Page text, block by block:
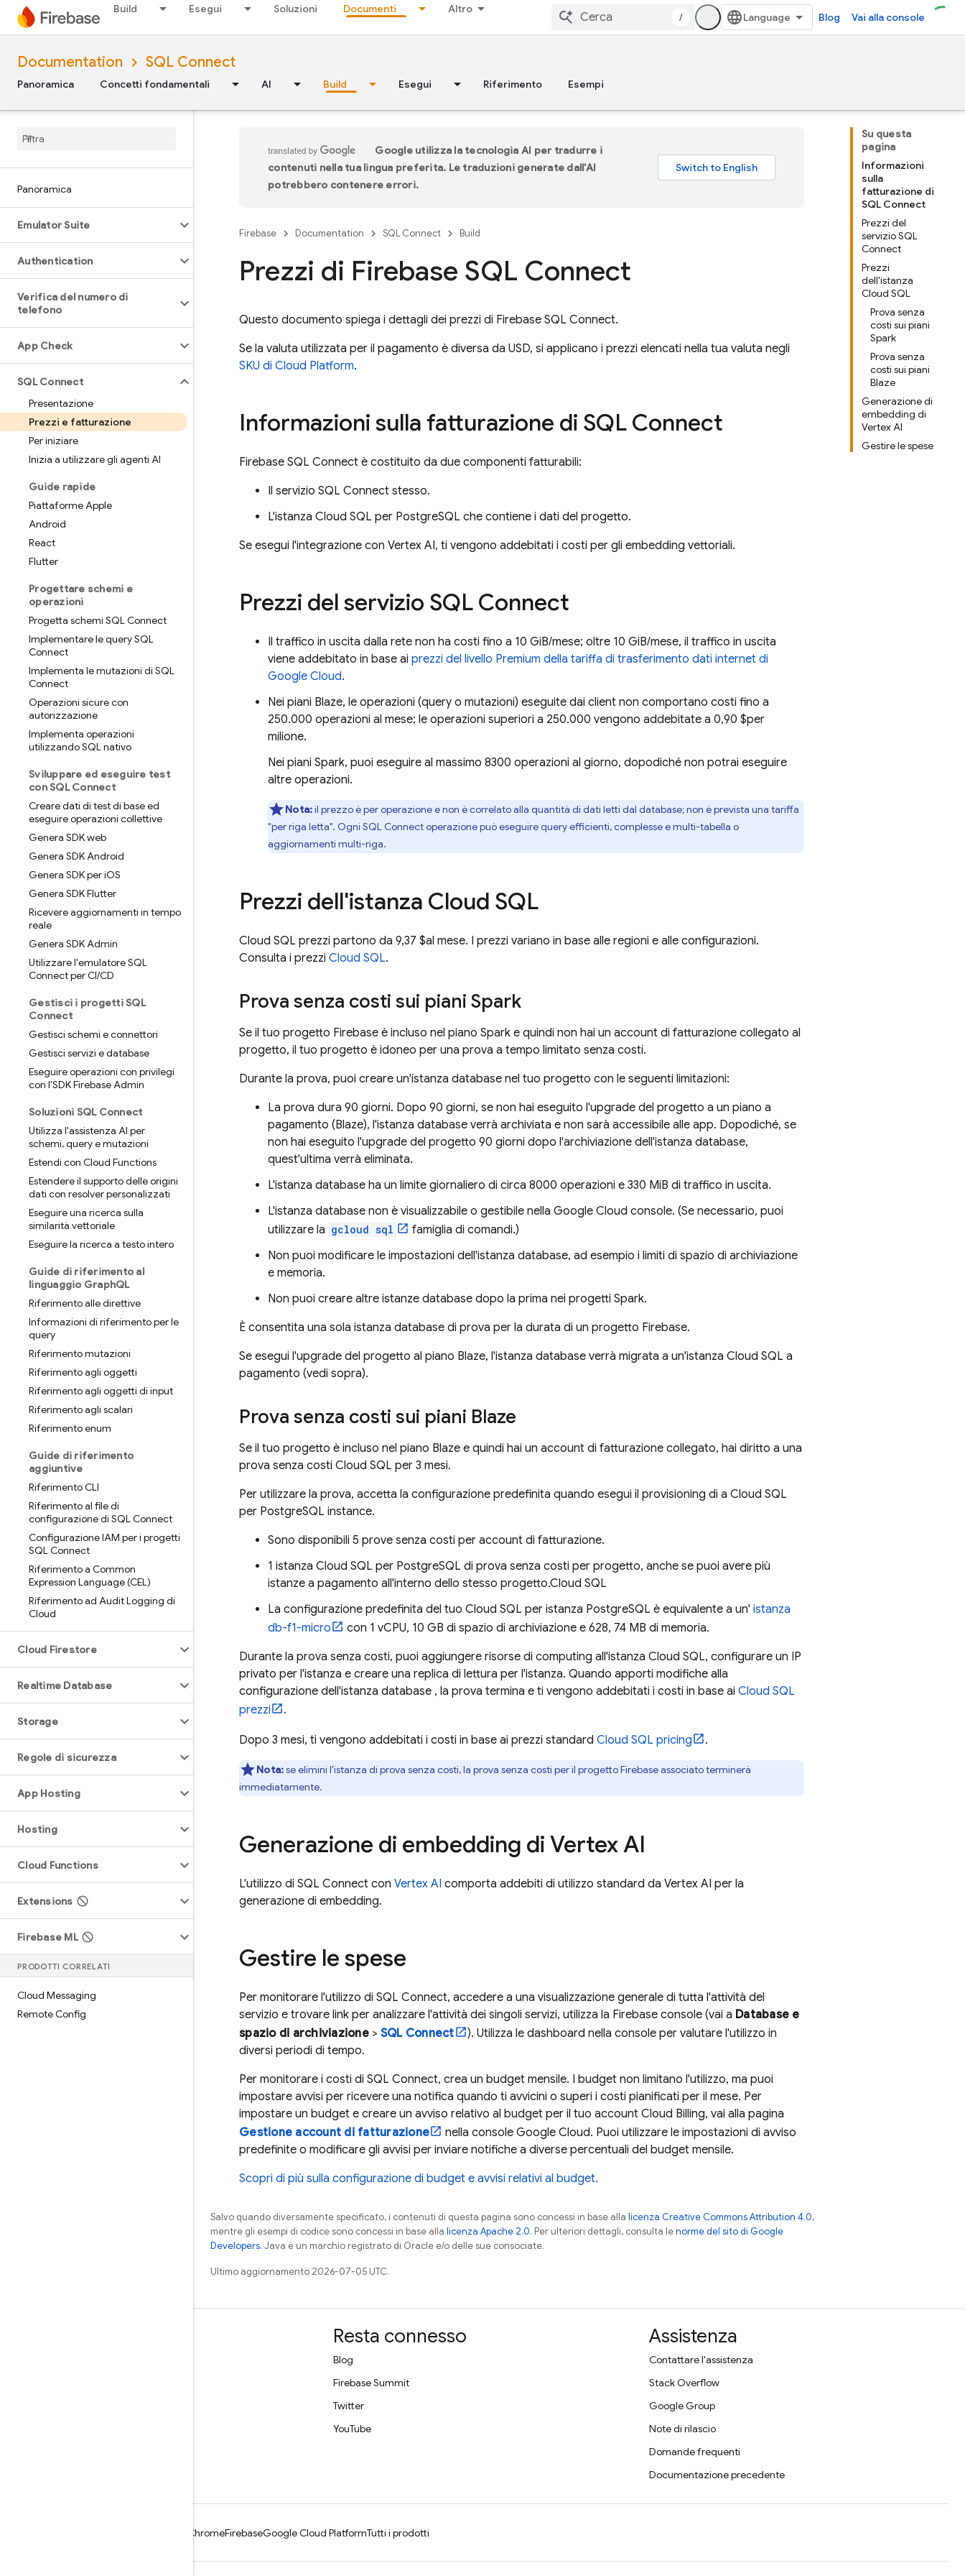
Build Esegui Soluzioni Documenti Altro
/ Blog Vai alla console
Documentation SQL Connect
Panoramica Concetti fondamentali AI Build Esegui Riferimento Esempi
Panoramica
Emulator Suite
Authentication
Verifica del numero di
telefono
App Check
SQL Connect
Presentazione
Prezzi e fatturazione
Per iniziare
Inizia a utilizzare gli agenti AI
Guide rapide
Piattaforme Apple
Android
React
Flutter
Progettare schemi e
operazioni
Progetta schemi SQL Connect
Implementare le query SQL
Connect
Implementa le mutazioni di SQL
Connect
Operazioni sicure con
autorizzazione
Implementa operazioni
utilizzando SQL nativo
Sviluppare ed eseguire test
con SQL Connect
Creare dati di test di base ed
eseguire operazioni collettive
Genera SDK web
Genera SDK Android
Genera SDK per iOS
Genera SDK Flutter
Ricevere aggiornamenti in tempo
reale
Genera SDK Admin
Utilizzare l'emulatore SQL
Connect per CI/CD
Gestisci i progetti SQL
Connect
Gestisci schemi e connettori
Gestisci servizi e database
Eseguire operazioni con privilegi
con l'SDK Firebase Admin
Soluzioni SQL Connect
Utilizza l'assistenza AI per
schemi,query e mutazioni
Estendi con Cloud Functions
Estendere il supporto delle origini
dati con resolver personalizzati
Eseguire una ricerca sulla
similarità vettoriale
Eseguire la ricerca a testo intero
Guide di riferimento al
linguaggio GraphQL
Riferimento alle direttive
Informazioni di riferimento per le
query
Riferimento mutazioni
Riferimento agli oggetti
Riferimento agli oggetti di input
Riferimento agli scalari
Riferimento enum
Guide di riferimento
aggiuntive
Riferimento CLI
Riferimento al file di
configurazione di SQL Connect
Configurazione IAM per i progetti
SQL Connect
Riferimento a Common
Expression Language (CEL)
Riferimento ad Audit Logging di
Cloud
Cloud Firestore
Realtime Database
Storage
Regole di sicurezza
App Hosting
Hosting
Cloud Functions
Extensions
Firebase ML
PRODOTTI CORRELATI
Cloud Messaging
Remote Config
Su questa
pagina
Informazioni
sulla
fatturazione di
SQL Connect
Prezzi del
servizio SQL
Connect
Prezzi
dell'istanza
Cloud SQL
Prova senza
costi sui piani
Spark
Prova senza
costi sui piani
Blaze
Generazione di
embedding di
Vertex AI
Gestire le spese
Google utilizza la tecnologia AI per tradurre i
contenuti nella tua lingua preferita. Le traduzioni generate dall'AI
potrebbero contenere errori.
Firebase Documentation SQL Connect Build
Prezzi di Firebase SQL Connect
Questo documento spiega i dettagli dei prezzi di Firebase SQL Connect.
Se la valuta utilizzata per il pagamento è diversa da USD, si applicano i prezzi elencati nella tua valuta negli
SKU di Cloud Platform.
Informazioni sulla fatturazione di SQL Connect
Firebase SQL Connect è costituito da due componenti fatturabili:
Il servizio SQL Connect stesso.
L'istanza Cloud SQL per PostgreSQL che contiene i dati del progetto.
Se esegui l'integrazione con Vertex AI, ti vengono addebitati i costi per gli embedding vettoriali.
Prezzi del servizio SQL Connect
Il traffico in uscita dalla rete non ha costi fino a 10 GiB/mese; oltre 10 GiB/mese, il traffico in uscita
viene addebitato in base ai prezzi del livello Premium della tariffa di trasferimento dati internet di
Google Cloud.
Nei piani Blaze, le operazioni (query o mutazioni) eseguite dai client non comportano costi fino a
250.000 operazioni al mese; le operazioni superiori a 250.000 vengono addebitate a 0,90 $per
milione.
Nei piani Spark, puoi eseguire al massimo 8300 operazioni al giorno, dopodiché non potrai eseguire
altre operazioni.
Nota:il prezzo è per operazione e non è correlato alla quantità di dati letti dal database; non è prevista una tariffa
"per riga letta". Ogni SQL Connectoperazione può eseguire query efficienti, complesse e multi-tabella o
aggiornamenti multi-riga.
Prezzi dell'istanza Cloud SQL
Cloud SQL prezzi partono da 9,37 $al mese. I prezzi variano in base alle regioni e alle configurazioni.
Consulta i prezzi Cloud SQL.
Prova senza costi sui piani Spark
Se il tuo progetto Firebase è incluso nel piano Spark e quindi non hai un account di fatturazione collegato al
progetto, il tuo progetto è idoneo per una prova a tempo limitato senza costi.
Durante la prova, puoi creare un'istanza database nel tuo progetto con le seguenti limitazioni:
La prova dura 90 giorni. Dopo 90 giorni, se non hai eseguito l'upgrade del progetto a un piano a
pagamento (Blaze), l'istanza database verrà archiviata e non sarà accessibile alle app. Dopodiché, se
non hai eseguito l'upgrade del progetto 90 giorni dopo l'archiviazione dell'istanza database,
quest'ultima verrà eliminata.
L'istanza database ha un limite giornaliero di circa 8000 operazioni e 330 MiB di traffico in uscita.
L'istanza database non è visualizzabile o gestibile nella Google Cloud console. (Se necessario, puoi
utilizzare la gcloud sql
famiglia di comandi.)
Non puoi modificare le impostazioni dell'istanza database, ad esempio i limiti di spazio di archiviazione
e memoria.
Non puoi creare altre istanze database dopo la prima nei progetti Spark.
È consentita una sola istanza database di prova per la durata di un progetto Firebase.
Se esegui l'upgrade del progetto al piano Blaze, l'istanza database verrà migrata a un'istanza Cloud SQL a
pagamento (vedi sopra).
Prova senza costi sui piani Blaze
Se il tuo progetto è incluso nel piano Blaze e quindi hai un account di fatturazione collegato, hai diritto a una
prova senza costi Cloud SQL per 3 mesi.
Per utilizzare la prova, accetta la configurazione predefinita quando esegui il provisioning di a Cloud SQL
per PostgreSQL instance.
Sono disponibili 5 prove senza costi per account di fatturazione.
1 istanza Cloud SQL per PostgreSQL di prova senza costi per progetto, anche se puoi avere più
istanze a pagamento all'interno dello stesso progetto.Cloud SQL
La configurazione predefinita del tuo Cloud SQL per istanza PostgreSQL è equivalente a un' istanza
db-f1-micro
con 1 vCPU, 10 GB di spazio di archiviazione e 628, 74 MB di memoria.
Durante la prova senza costi, puoi aggiungere risorse di computing all'istanza Cloud SQL, configurare un IP
privato per l'istanza e creare una replica di lettura per l'istanza. Quando apporti modifiche alla
configurazione dell'istanza database , la prova termina e ti vengono addebitati i costi in base ai Cloud SQL
prezzi
.
Dopo 3 mesi, ti vengono addebitati i costi in base ai prezzi standard Cloud SQL pricing .
Nota:se elimini l'istanza di prova senza costi, la prova senza costi per il progetto Firebase associato terminerà
immediatamente.
Generazione di embedding di Vertex AI
L'utilizzo di SQL Connect con Vertex AI comporta addebiti di utilizzo standard da Vertex AI per la
generazione di embedding.
Gestire le spese
Per monitorare l'utilizzo di SQL Connect, accedere a una visualizzazione generale di tutta l'attività del
servizio e trovare link per analizzare l'attività dei singoli servizi, utilizza la Firebase console (vai a Database e
spazio di archiviazione> SQL Connect
). Utilizza le dashboard nella console per valutare l'utilizzo in
diversi periodi di tempo.
Per monitorare i costi di SQL Connect, crea un budget mensile. I budget non limitano l'utilizzo, ma puoi
impostare avvisi per ricevere una notifica quando ti avvicini o superi i costi pianificati per il mese. Per
impostare un budget e creare un avviso relativo al budget per il tuo account Cloud Billing, vai alla pagina
Gestione account di fatturazione
nella console Google Cloud. Puoi utilizzare le impostazioni di avviso
predefinite o modificare gli avvisi per inviare notifiche a diverse percentuali del budget mensile.
Scopri di più sulla configurazione di budget e avvisi relativi al budget.
Salvo quando diversamente specificato, i contenuti di questa pagina sono concessi in base alla licenza Creative Commons Attribution 4.0,
mentre gli esempi di codice sono concessi in base alla licenza Apache 2.0. Per ulteriori dettagli, consulta lenorme del sito di Google
Developers. Java è un marchio registrato di Oracle e/o delle sue consociate.
Ultimo aggiornamento 2026-07-05 UTC.
Resta connesso
Blog
Firebase Summit
Twitter
YouTube
Assistenza
Contattare l'assistenza
Stack Overflow
Google Group
Note di rilascio
Domande frequenti
Documentazione precedente
ChromeFirebaseGoogle Cloud PlatformTutti i prodotti